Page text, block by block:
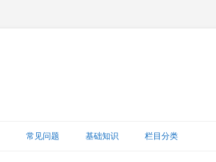
至
正
常见问题 基础知识 栏目分类